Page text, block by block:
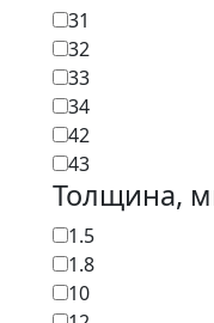
31
32
33
34
42
43
Толщина,
1.5
1.8
10